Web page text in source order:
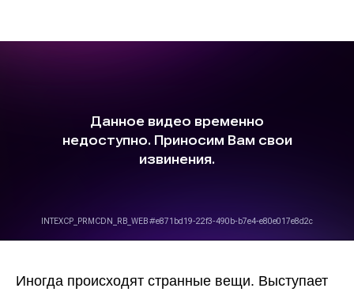
Иногда происходят странные вещи. Выступает